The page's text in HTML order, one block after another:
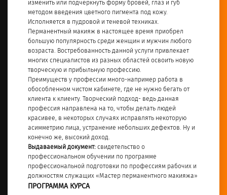
изменить или подчеркнуть форму бровей, глаз и губ
методом введения цветного пигмента под кожу.
Исполняется в пудровой и теневой техниках.
Перманентный макияж в настоящее время приобрел
большую популярность среди женщин и мужчин любого
возраста. Востребованность данной услуги привлекает
многих специалистов из разных областей освоить новую
творческую и прибыльную профессию.
Преимуществ у профессии много-например работа в
обособленном чистом кабинете, где не нужно бегать от
клиента к клиенту. Творческий подход- ведь данная
профессия направлена на то, чтобы делать людей
красивее, в некоторых случаях исправлять некоторую
асимметрию лица, устранение небольших дефектов. Ну и
конечно же, высокий доход.
Выдаваемый документ:свидетельство о
профессиональном обучении по программе
профессиональной подготовки по профессиям рабочих и
должностям служащих «Мастер перманентного макияжа»
ПРОГРАММА КУРСА